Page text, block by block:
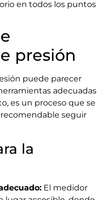
en todos los puntos
presión
puede parecer
adecuadas
es un proceso que se
recomendable seguir
la
El medidor